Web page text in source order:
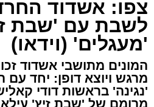
צפו: אשדוד
לשבת עם 'שבת
'מעגלים' (וידאו)
המונים מתושבי אשדוד
מרגש ויוצא דופן: יחד
'נגינה' בראשות דודי
מרומם של 'שבת זיץ'